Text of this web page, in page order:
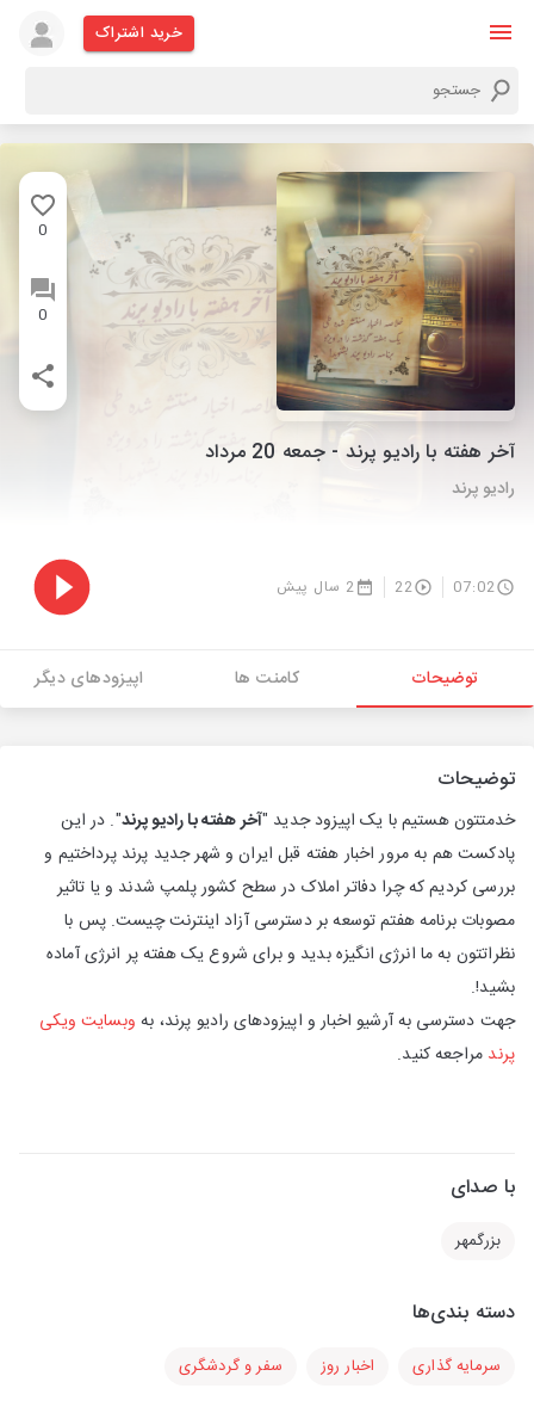
خرید اشتراک
0
0
آخر هفته با رادیو پرند - جمعه 20 مرداد
رادیو پرند
07:02
22 2 سال پیش
توضیحات کامنت ها اپیزودهای دیگر
توضیحات
خدمتتون هستیم با یک اپیزود جدید "آخر هفته با رادیو پرند". در این
پادکست هم به مرور اخبار هفته قبل ایران و شهر جدید پرند پرداختیم و
بررسی کردیم که چرا دفاتر املاک در سطح کشور پلمپ شدند و یا تاثیر
مصوبات برنامه هفتم توسعه بر دسترسی آزاد اینترنت چیست. پس با
نظراتتون به ما انرژی انگیزه بدید و برای شروع یک هفته پر انرژی آماده
بشید!.
جهت دسترسی به آرشیو اخبار و اپیزودهای رادیو پرند، به ⁠وبسایت ویکی
پرند⁠ مراجعه کنید.
با صدای
بزرگمهر
دسته بندی‌ها
سرمایه گذاری اخبار روز سفر و گردشگری